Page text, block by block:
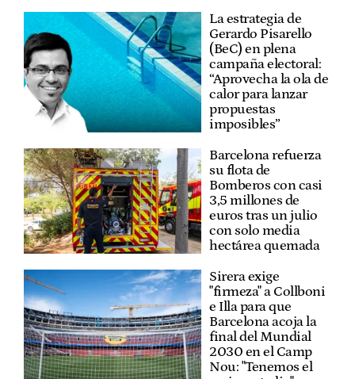
La estrategia de
Gerardo Pisarello
(BeC) en plena
campaña electoral:
“Aprovecha la ola de
calor para lanzar
propuestas
imposibles”
Barcelona refuerza
su flota de
Bomberos con casi
3,5 millones de
euros tras un julio
con solo media
hectárea quemada
Sirera exige
"firmeza" a Collboni
e Illa para que
Barcelona acoja la
final del Mundial
2030 en el Camp
Nou: "Tenemos el